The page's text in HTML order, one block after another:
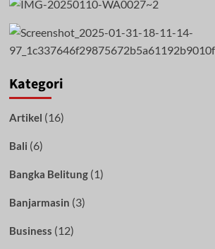
Kategori
Artikel (16)
Bali (6)
Bangka Belitung(1)
Banjarmasin (3)
Business (12)